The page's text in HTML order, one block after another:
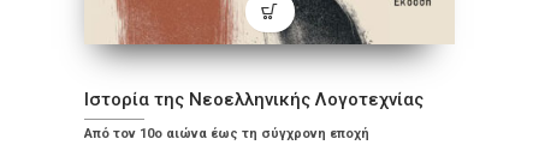
Ιστορία της Νεοελληνικής Λογοτεχνίας
Από τον 10ο αιώνα έως τη σύγχρονη εποχή